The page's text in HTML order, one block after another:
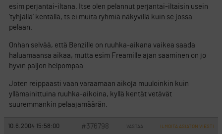
esim perjantai-iltana. Itse olen pelannut perjantai-iltaisin usein
’tyhjällä’ kentällä, ts ei muita ryhmiä näkyvillä kuin se jossa
pelaan.
Onhan selvää, että Benzille on ruuhka-aikana vaikea saada
haluamaansa aikaa, mutta esim Freamille ajan saaminen on jo
hyvin paljon helpompaa.
Joten reippaasti vaan varaamaan aikoja muuloinkin kuin
yllämainittuina ruuhka-aikoina, kyllä kentät vetävät
suuremmankin pelaajamäärän.
10.6.2004 15:58:00 #376798 VASTAA ILMOITA ASIATON VIESTI